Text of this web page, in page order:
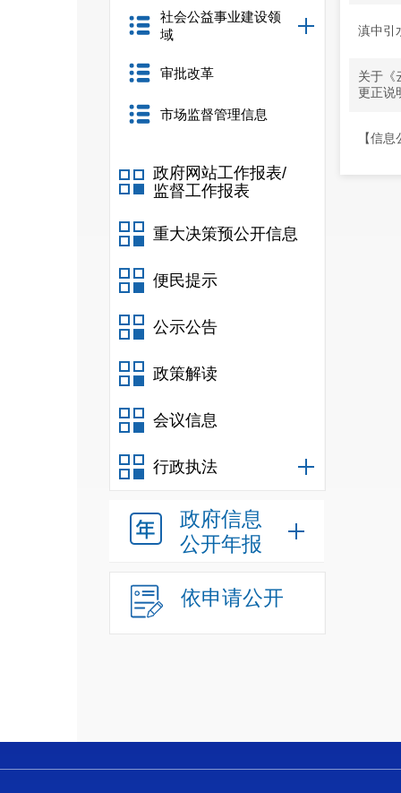
社会公益事业建设领
域
审批改革
市场监督管理信息
政府网站工作报表/
监督工作报表
重大决策预公开信息
便民提示
公示公告
政策解读
会议信息
行政执法
政府信息
公开年报
依申请公开
滇中引
关于《
更正说
【信